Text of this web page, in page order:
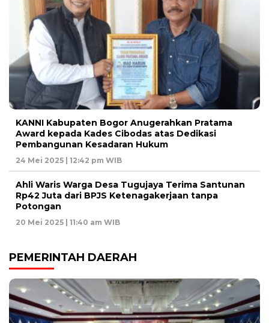
KANNI Kabupaten Bogor Anugerahkan Pratama
Award kepada Kades Cibodas atas Dedikasi
Pembangunan Kesadaran Hukum
24 Mei 2025 | 12:42 pm WIB
Ahli Waris Warga Desa Tugujaya Terima Santunan
Rp42 Juta dari BPJS Ketenagakerjaan tanpa
Potongan
20 Mei 2025 | 11:40 am WIB
PEMERINTAH DAERAH